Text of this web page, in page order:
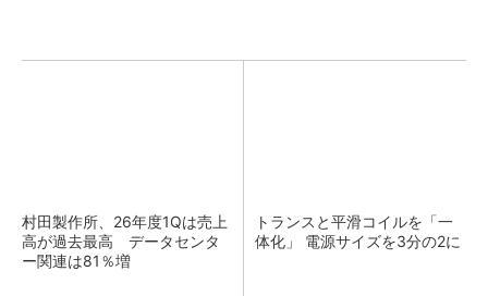
村田製作所、26年度1Qは売上
高が過去最高 データセンタ
ー関連は81％増
トランスと平滑コイルを「一
体化」 電源サイズを3分の2に